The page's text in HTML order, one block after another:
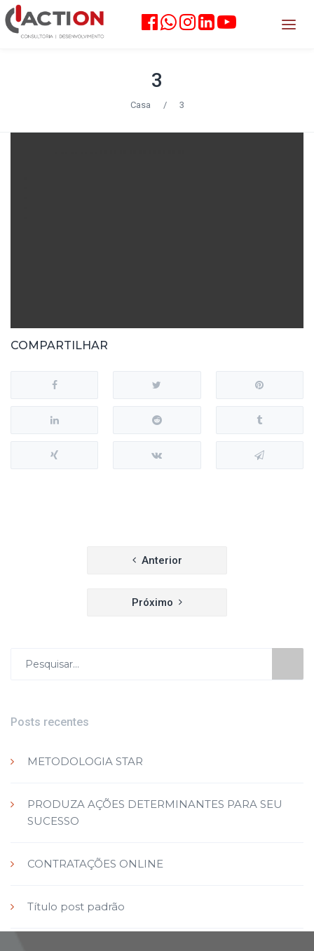
3
Casa / 3
COMPARTILHAR
NavegaçãoAnterior
Próximo
por:
Posts recentes
METODOLOGIA STAR
PRODUZA AÇÕES DETERMINANTES PARA SEU
SUCESSO
CONTRATAÇÕES ONLINE
Título post padrão